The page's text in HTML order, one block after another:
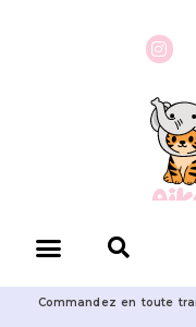
Commandez en toute